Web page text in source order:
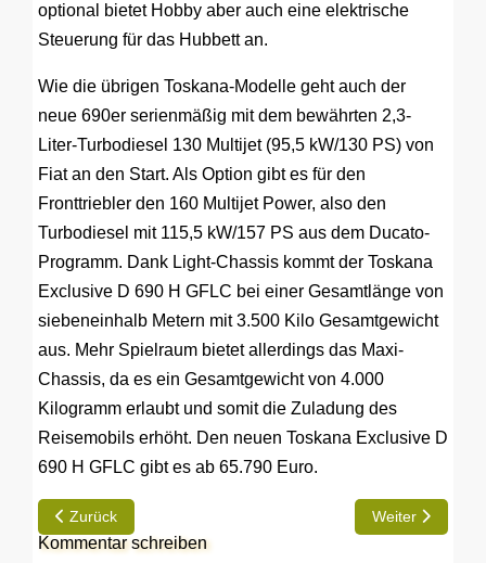
optional bietet Hobby aber auch eine elektrische
Steuerung für das Hubbett an.
Wie die übrigen Toskana-Modelle geht auch der
neue 690er serienmäßig mit dem bewährten 2,3-
Liter-Turbodiesel 130 Multijet (95,5 kW/130 PS) von
Fiat an den Start. Als Option gibt es für den
Fronttriebler den 160 Multijet Power, also den
Turbodiesel mit 115,5 kW/157 PS aus dem Ducato-
Programm. Dank Light-Chassis kommt der Toskana
Exclusive D 690 H GFLC bei einer Gesamtlänge von
siebeneinhalb Metern mit 3.500 Kilo Gesamtgewicht
aus. Mehr Spielraum bietet allerdings das Maxi-
Chassis, da es ein Gesamtgewicht von 4.000
Kilogramm erlaubt und somit die Zuladung des
Reisemobils erhöht. Den neuen Toskana Exclusive D
690 H GFLC gibt es ab 65.790 Euro.
Vorheriger Beitrag: Der 500.000. Wohnwagen von Hobby ist
Zurück Nächster
Weiter
Kommentar schreiben